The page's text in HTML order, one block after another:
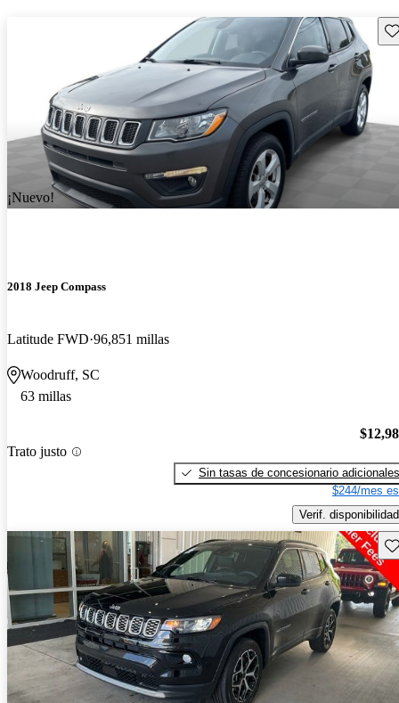
¡Nuevo!
2018 Jeep Compass
Latitude FWD 96,851 millas
Woodruff, SC
63 millas
Trato justo
Sin tasas de concesionario adicionales
$244/mes
Verif. disponibilidad